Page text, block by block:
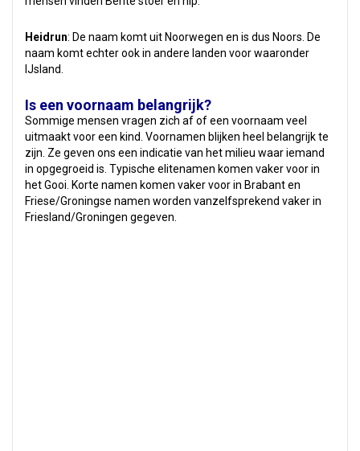
Heidrun: De naam komt uit Noorwegen en is dus Noors. De
naam komt echter ook in andere landen voor waaronder
IJsland.
Is een voornaam belangrijk?
Sommige mensen vragen zich af of een voornaam veel
uitmaakt voor een kind. Voornamen blijken heel belangrijk te
zijn. Ze geven ons een indicatie van het milieu waar iemand
in opgegroeid is. Typische elitenamen komen vaker voor in
het Gooi. Korte namen komen vaker voor in Brabant en
Friese/Groningse namen worden vanzelfsprekend vaker in
Friesland/Groningen gegeven.